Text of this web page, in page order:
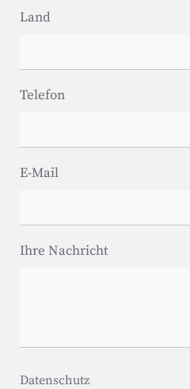
Land
Telefon
E-Mail
Ihre Nachricht
Datenschutz